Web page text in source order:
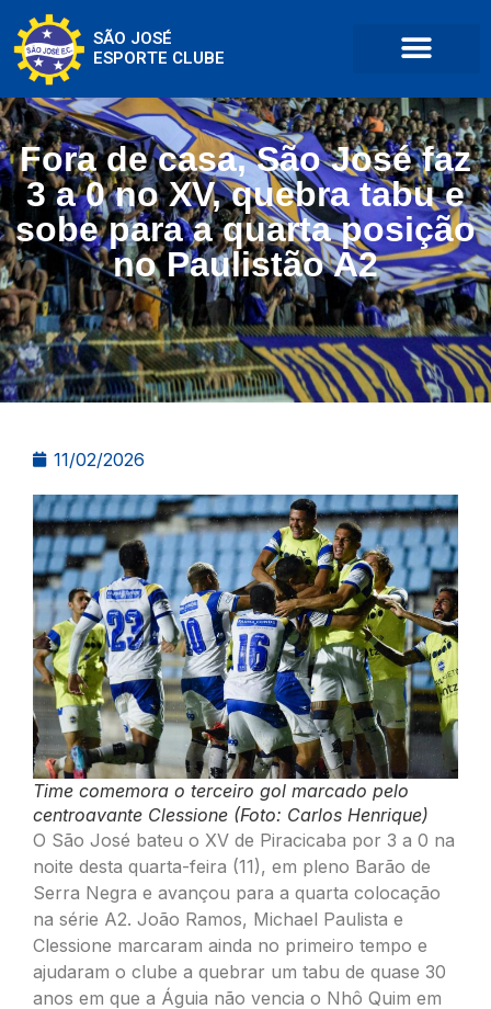
SÃO JOSÉ
ESPORTE CLUBE
Fora de casa, São José faz
3 a 0 no XV, quebra tabu e
sobe para a quarta posição
no Paulistão A2
11/02/2026
Time comemora o terceiro gol marcado pelo
centroavante Clessione (Foto: Carlos Henrique)
O São José bateu o XV de Piracicaba por 3 a 0 na
noite desta quarta-feira (11), em pleno Barão de
Serra Negra e avançou para a quarta colocação
na série A2. João Ramos, Michael Paulista e
Clessione marcaram ainda no primeiro tempo e
ajudaram o clube a quebrar um tabu de quase 30
anos em que a Águia não vencia o Nhô Quim em